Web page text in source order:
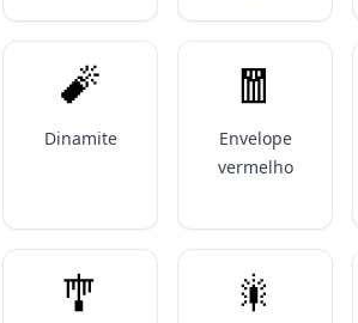
🧨
Dinamite
🧧
Envelope
vermelho
🎐 🎇